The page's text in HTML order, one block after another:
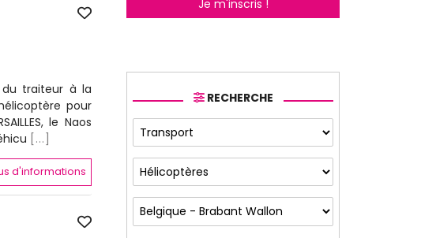
du traiteur à la
pour
le Naos
[...]
d'informations
Je m'inscris !
RECHERCHE